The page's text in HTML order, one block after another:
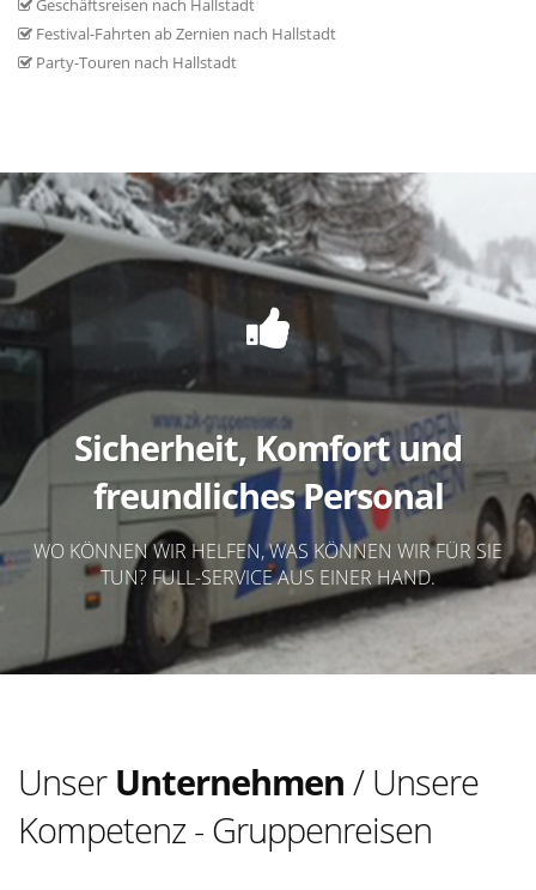
Geschäftsreisen nach Hallstadt
Festival-Fahrten ab Zernien nach Hallstadt
Party-Touren nach Hallstadt
Sicherheit, Komfort und
freundliches Personal
WO KÖNNEN WIR HELFEN, WAS KÖNNEN WIR FÜR SIE
TUN? FULL-SERVICE AUS EINER HAND.
Unser Unternehmen / Unsere
Kompetenz - Gruppenreisen